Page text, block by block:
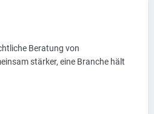
Beratung von
stärker, eine Branche hält